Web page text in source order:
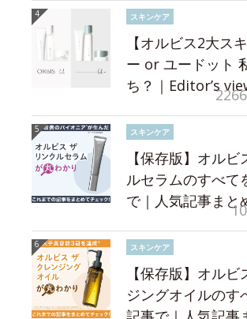
スキンケア
【オルビス2大ス
ー or ユードット
ち？｜Editor’s
スキンケア
【保存版】オルビ
ルセラムのすべて
で｜人気記事まと
スキンケア
【保存版】オル
ジングオイルのす